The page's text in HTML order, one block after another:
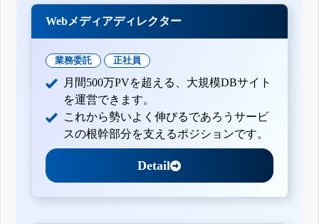
Webメディアディレクター
業務委託 正社員
月間500万PVを超える、大規模DBサイト
を運営できます。
これから勢いよく伸びるであろうサービ
スの根幹部分を支えるポジションです。
Detail